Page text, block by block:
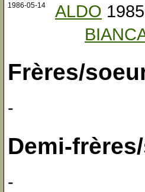
1986-05-14 ALDO
Frères/
-
Demi-
-